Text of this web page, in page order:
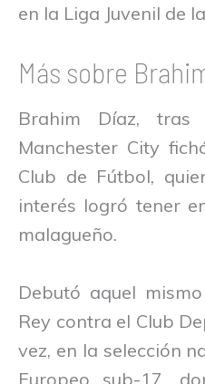
en la Liga Juvenil de
Más sobre
Brahim Díaz,
Manchester City
Club de Fútbol,
interés logró tener
malagueño.
Debutó aquel
Rey contra el Club
vez, en la selección
Europeo sub-17,